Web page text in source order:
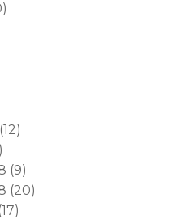
(12)
(9)
(20)
(17)